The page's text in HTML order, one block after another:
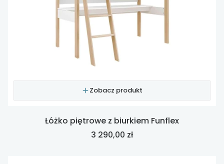
Zobacz produkt
Łóżko piętrowe z biurkiem Funflex
Cena
3 290,00 zł